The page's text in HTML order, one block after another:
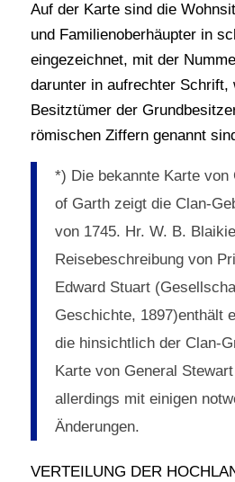
Auf der Karte sind die
und Familienoberhäupter in
eingezeichnet, mit der
darunter in aufrechter Schrift,
Besitztümer der
römischen Ziffern genannt
*) Die bekannte Karte von
of Garth zeigt die Clan-
von 1745. Hr. W. B.
Reisebeschreibung von
Edward Stuart
Geschichte, 1897)enthält
die hinsichtlich der Clan-
Karte von General
allerdings mit einigen
Änderungen.
VERTEILUNG DER